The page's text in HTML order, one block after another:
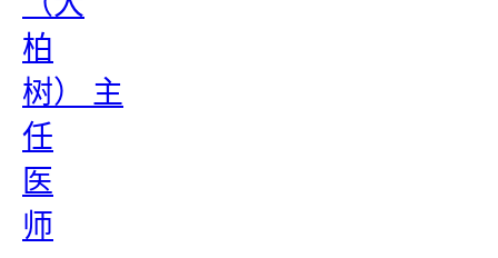
柏
树） 主
任
医
师